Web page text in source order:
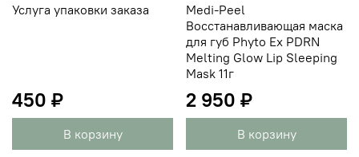
Услуга упаковки заказа
450 ₽
В корзину
Medi-Peel
Восстанавливающая маска
для губ Phyto Ex PDRN
Melting Glow Lip Sleeping
Mask 11г
2 950 ₽
В корзину